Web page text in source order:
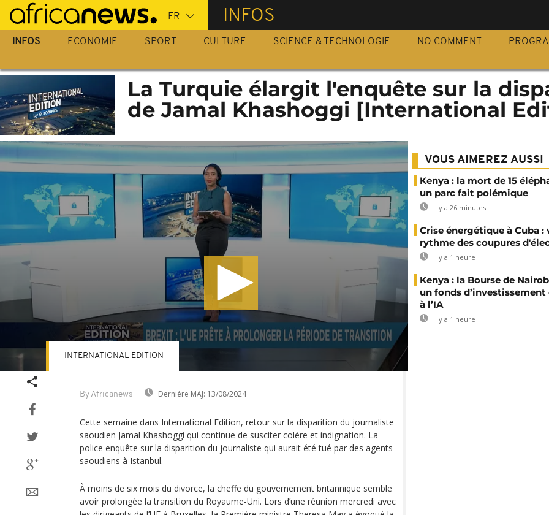
Passer
au
contenu
INFOS
INFOS ECONOMIE SPORT CULTURE SCIENCE & TECHNOLOGIE NO COMMENT
La Turquie élargit l'enquête sur la
de Jamal Khashoggi [International
By Africanews Dernière MAJ: 13/08/2024
INTERNATIONAL EDITION
Cette semaine dans International Edition, retour sur la disparition du journaliste
saoudien Jamal Khashoggi qui continue de susciter colère et indignation. La
police enquête sur la disparition du journaliste qui aurait été tué par des agents
saoudiens à Istanbul.
À moins de six mois du divorce, la cheffe du gouvernement britannique semble
avoir prolongée la transition du Royaume-Uni. Lors d’une réunion mercredi avec
VOUS AIMEREZ AUSSI
Kenya : la mort de 15
un parc fait polémique
Il y a 26 minutes
Crise énergétique à Cuba :
rythme des coupures
Il y a 1 heure
Kenya : la Bourse de
un fonds d’investissement
à l’IA
Il y a 1 heure